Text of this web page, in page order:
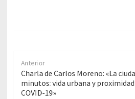
Anterior
Anterior
entrada:
Charla de Carlos Moreno: «La
minutos: vida urbana y
COVID-19»